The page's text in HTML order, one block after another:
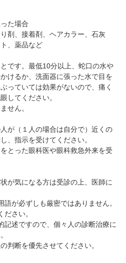
た場合
剤、接着剤、ヘアカラー、石灰
、薬品など
です。最低10分以上、蛇口の水や
けるか、洗面器に張った水で目を
っていては効果がないので、痛く
してください。
せん。
が（１人の場合は自分で）近くの
、指示を受けてください。
とった眼科医や眼科救急外来を受
が気になる方は受診の上、医師に
が必ずしも厳密ではありません。
さい。
記述ですので、個々人の診断治療に
判断を優先させてください。